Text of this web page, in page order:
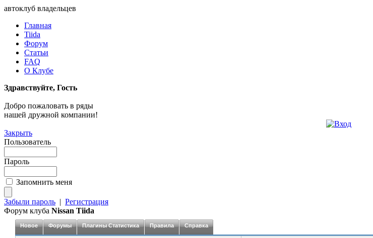
автоклуб владельцев
Главная
Tiida
Форум
Статьи
FAQ
О Клубе
Здравствуйте, Гость
Добро пожаловать в ряды
нашей дружной компании!
Закрыть
Пользователь
Пароль
Запомнить меня
Забыли пароль | Регистрация
Форум клуба Nissan Tiida
Новое Форумы Плагины Статистика Правила Справка